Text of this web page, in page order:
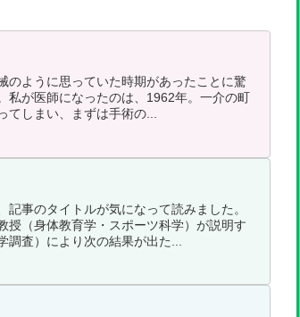
のように思っていた時期があったことに驚
私が医師になったのは、1962年。一介の町
てしまい、まずは手術の...
事のタイトルが気になって読みました。
授（身体教育学・スポーツ科学）が説明す
査）により次の結果が出た...